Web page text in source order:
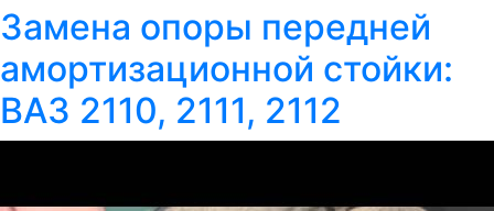
Замена опоры передней
амортизационной стойки:
ВАЗ 2110, 2111, 2112